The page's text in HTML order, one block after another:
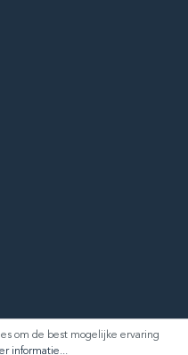
om de best mogelijke ervaring
informatie...